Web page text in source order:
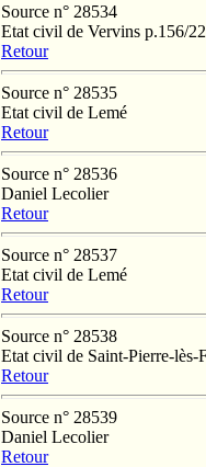
Source n° 28534
Etat civil de Vervins p.156/
Retour
Source n° 28535
Etat civil de Lemé
Retour
Source n° 28536
Daniel Lecolier
Retour
Source n° 28537
Etat civil de Lemé
Retour
Source n° 28538
Etat civil de Saint-Pierre-
Retour
Source n° 28539
Daniel Lecolier
Retour